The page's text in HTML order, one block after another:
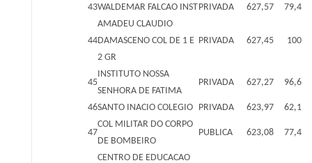
43WALDEMAR FALCAO INSTPRIVADA 627,57 79,4
44
AMADEU CLAUDIO
DAMASCENO COL DE 1 E
2 GR
PRIVADA 627,45 100
45
INSTITUTO NOSSA
SENHORA DE FATIMA
PRIVADA 627,27 96,6
46SANTO INACIO COLEGIO PRIVADA 623,97 62,1
47
COL MILITAR DO CORPO
DE BOMBEIRO
PUBLICA 623,08 77,4
CENTRO DE EDUCACAO